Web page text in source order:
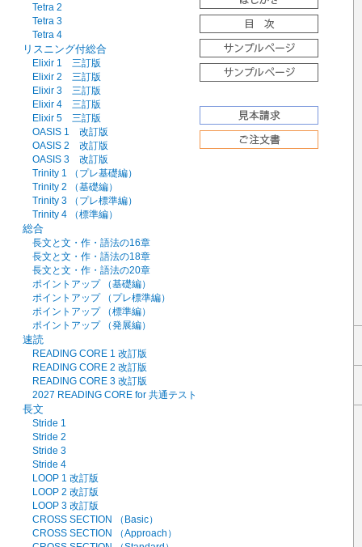
Tetra 2
Tetra 3
Tetra 4
リスニング付総合
Elixir 1 三訂版
Elixir 2 三訂版
Elixir 3 三訂版
Elixir 4 三訂版
Elixir 5 三訂版
OASIS 1 改訂版
OASIS 2 改訂版
OASIS 3 改訂版
Trinity 1 （プレ基礎編）
Trinity 2 （基礎編）
Trinity 3 （プレ標準編）
Trinity 4 （標準編）
総合
長文と文・作・語法の16章
長文と文・作・語法の18章
長文と文・作・語法の20章
ポイントアップ （基礎編）
ポイントアップ （プレ標準編）
ポイントアップ （標準編）
ポイントアップ （発展編）
速読
READING CORE 1 改訂版
READING CORE 2 改訂版
READING CORE 3 改訂版
2027 READING CORE for 共通テスト
長文
Stride 1
Stride 2
Stride 3
Stride 4
LOOP 1 改訂版
LOOP 2 改訂版
LOOP 3 改訂版
CROSS SECTION （Basic）
CROSS SECTION （Approach）